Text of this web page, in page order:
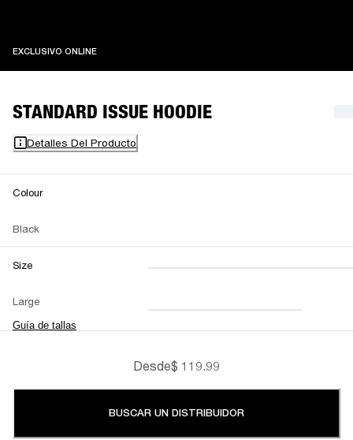
EXCLUSIVO ONLINEEXCLUSIVO ONLINE
STANDARD ISSUE HOODIE
Detalles Del Producto
Colour
Black
Size
Large
Guía de tallas
XXS XS S M
L XL XXL
Desde$ 119.99
BUSCAR UN DISTRIBUIDOR